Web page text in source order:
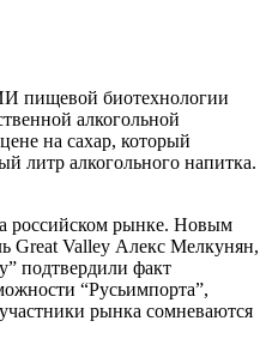
пищевой биотехнологии
алкогольной
на сахар, который
литр алкогольного напитка.
российском рынке. Новым
Great Valley Алекс Мелкунян,
подтвердили факт
“Русьимпорта”,
рынка сомневаются